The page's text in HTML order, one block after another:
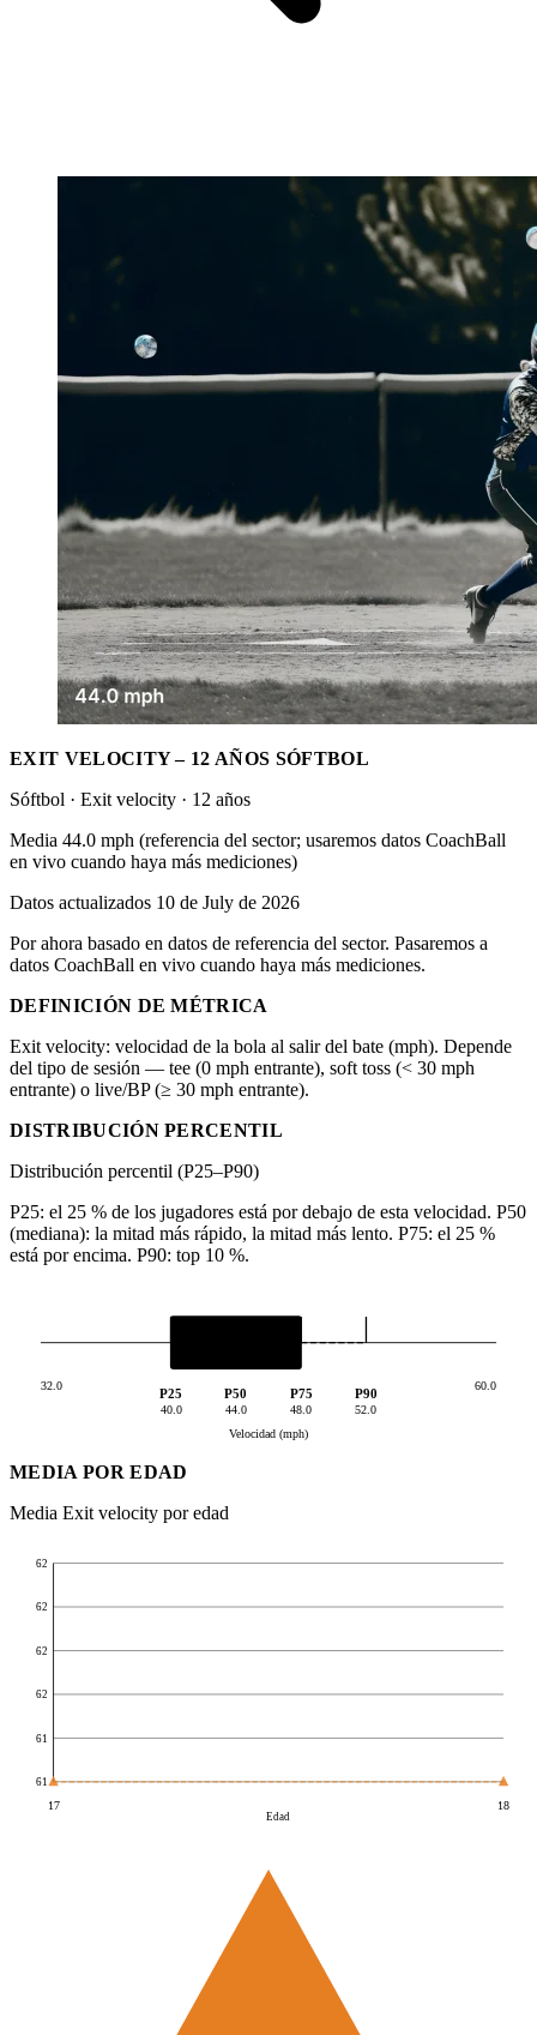
EXIT VELOCITY – 12 AÑOS SÓFTBOL
Sóftbol · Exit velocity · 12 años
Media 44.0 mph (referencia del sector; usaremos datos CoachBall
en vivo cuando haya más mediciones)
Datos actualizados 10 de July de 2026
Por ahora basado en datos de referencia del sector. Pasaremos a
datos CoachBall en vivo cuando haya más mediciones.
DEFINICIÓN DE MÉTRICA
Exit velocity: velocidad de la bola al salir del bate (mph). Depende
del tipo de sesión — tee (0 mph entrante), soft toss (< 30 mph
entrante) o live/BP (≥ 30 mph entrante).
DISTRIBUCIÓN PERCENTIL
Distribución percentil (P25–P90)
P25: el 25 % de los jugadores está por debajo de esta velocidad. P50
(mediana): la mitad más rápido, la mitad más lento. P75: el 25 %
está por encima. P90: top 10 %.
32.0 60.0
P25
40.0
P50
44.0
P75
48.0
P90
52.0
Velocidad (mph)
MEDIA POR EDAD
Media Exit velocity por edad
61
61
62
62
62
62
17 18
Edad